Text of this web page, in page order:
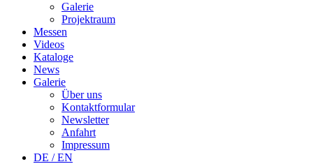
Galerie
Projektraum
Messen
Videos
Kataloge
News
Galerie
Über uns
Kontaktformular
Newsletter
Anfahrt
Impressum
DE / EN